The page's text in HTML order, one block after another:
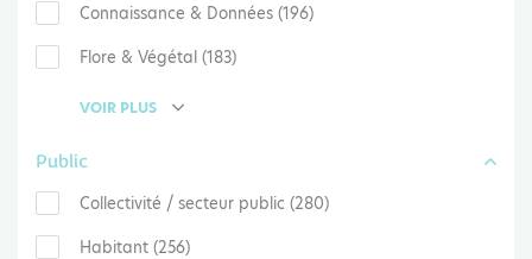
Connaissance & Données (196)
Flore & Végétal (183)
VOIR PLUS
Public
Collectivité / secteur public (280)
Habitant (256)